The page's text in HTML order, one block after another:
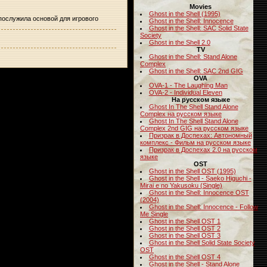
основой для игрового
Movies
Ghost in the Shell (1995)
Ghost in the Shell: Innocence
Ghost in the Shell: SAC Solid State
Society
Ghost in the Shell 2.0
TV
Ghost in the Shell: Stand Alone
Complex
Ghost in the Shell: SAC 2nd GIG
OVA
OVA-1 - The Laughing Man
OVA-2 - Individual Eleven
На русском языке
Ghost In The Shell Stand Alone
Complex на русском языке
Ghost In The Shell Stand Alone
Complex 2nd GIG на русском языке
Призрак в Доспехах: Автономный
комплекс - Фильм на русском языке
Призрак в Доспехах 2.0 на русском
языке
OST
Ghost in the Shell OST (1995)
Ghost in the Shell - Saeko Higuchi -
Mirai e no Yakusoku (Single)
Ghost in the Shell: Innocence OST
(2004)
Ghost in the Shell: Innocence - Follow
Me Single
Ghost in the Shell OST 1
Ghost in the Shell OST 2
Ghost in the Shell OST 3
Ghost in the Shell Solid State Society
OST
Ghost in the Shell OST 4
Ghost in the Shell - Stand Alone